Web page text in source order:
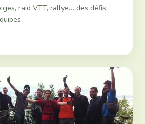
raid VTT, rallye… des défis